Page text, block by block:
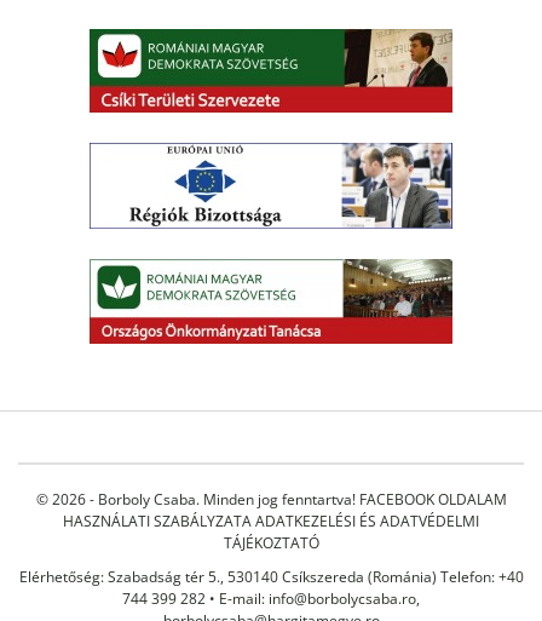
© 2026 - Borboly Csaba. Minden jog fenntartva! FACEBOOK OLDALAM
HASZNÁLATI SZABÁLYZATAADATKEZELÉSI ÉS ADATVÉDELMI
TÁJÉKOZTATÓ
Elérhetőség: Szabadság tér 5., 530140 Csíkszereda (Románia) Telefon: +40
744 399 282 • E-mail: info@borbolycsaba.ro,